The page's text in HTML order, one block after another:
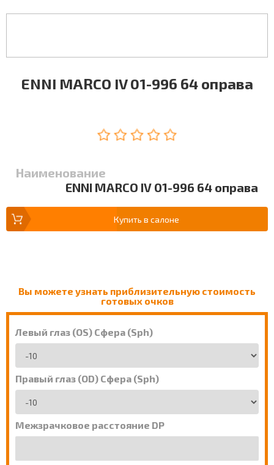
ENNI MARCO IV 01-996 64 оправа
Наименование
ENNI MARCO IV 01-996 64 оправа
Купить в салоне
Вы можете узнать приблизительную стоимость
готовых очков
Левый глаз (OS) Сфера (Sph)
Правый глаз (OD) Сфера (Sph)
Межзрачковое расстояние DP